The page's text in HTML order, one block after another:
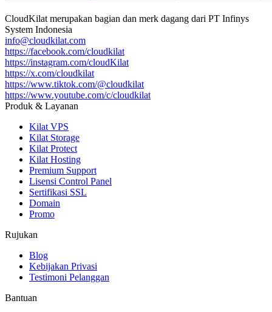
CloudKilat merupakan bagian dan merk dagang dari PT Infinys
System Indonesia
info@cloudkilat.com
https://facebook.com/cloudkilat
https://instagram.com/cloudKilat
https://x.com/cloudkilat
https://www.tiktok.com/@cloudkilat
https://www.youtube.com/c/cloudkilat
Produk & Layanan
Kilat VPS
Kilat Storage
Kilat Protect
Kilat Hosting
Premium Support
Lisensi Control Panel
Sertifikasi SSL
Domain
Promo
Rujukan
Blog
Kebijakan Privasi
Testimoni Pelanggan
Bantuan